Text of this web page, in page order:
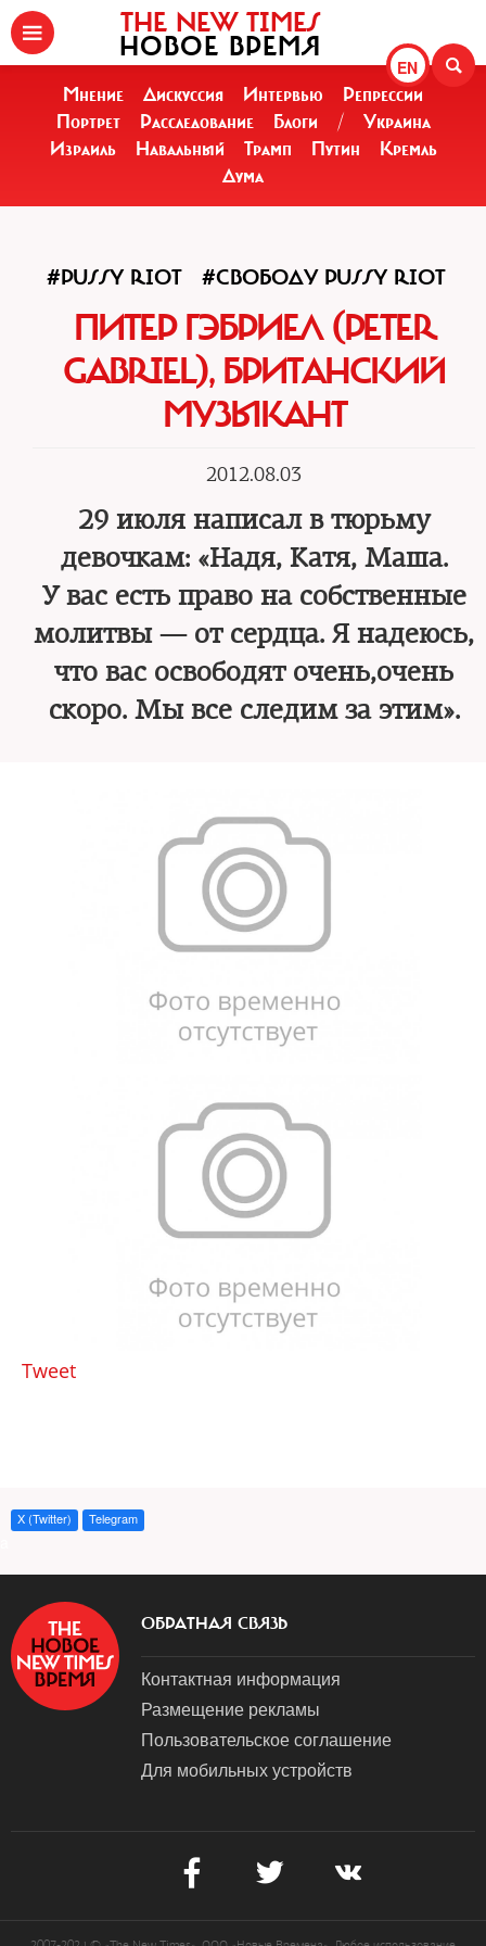
EN
THE NEW TIMES
НОВОЕ ВРЕМЯ
Мнение Дискуссия Интервью
Репрессии
Портрет
Расследование Блоги /
Украина
Израиль
Навальный Трамп Путин
Кремль
Дума
#PUSSY RIOT #СВОБОДУ PUSSY RIOT
ПИТЕР ГЭБРИЕЛ (PETER
GABRIEL), БРИТАНСКИЙ
МУЗЫКАНТ
2012.08.03
29 июля написал в тюрьму
девочкам: «Надя, Катя, Маша.
У вас есть право на собственные
молитвы — от сердца. Я надеюсь,
что вас освободят очень,очень
скоро. Мы все следим за этим».
Tweet
X (Twitter) Telegram
ОБРАТНАЯ СВЯЗЬ
Контактная информация
Размещение рекламы
Пользовательское соглашение
Для мобильных устройств